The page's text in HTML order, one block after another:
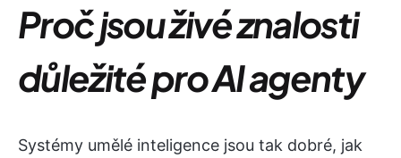
Proč jsou živé znalosti
důležité pro AI agenty
Systémy umělé inteligence jsou tak dobré, jak